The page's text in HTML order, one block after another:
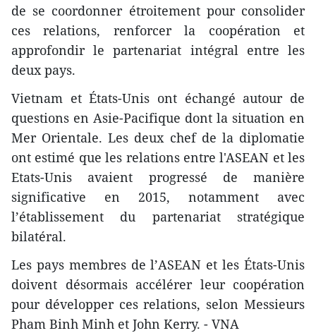
de se coordonner étroitement pour consolider
ces relations, renforcer la coopération et
approfondir le partenariat intégral entre les
deux pays.
Vietnam et États-Unis ont échangé autour de
questions en Asie-Pacifique dont la situation en
Mer Orientale. Les deux chef de la diplomatie
ont estimé que les relations entre l'ASEAN et les
Etats-Unis ​avaient progressé de manière
significative en 2015, notamment avec
l’établissement du partenariat stratégique
bilatéral.
Les pays​ membres de l’ASEAN et les États-Unis
doivent désormais accélérer leur coopération
pour développer c​es relations, selon Messieurs
Pham Binh Minh et John Kerry. - VNA